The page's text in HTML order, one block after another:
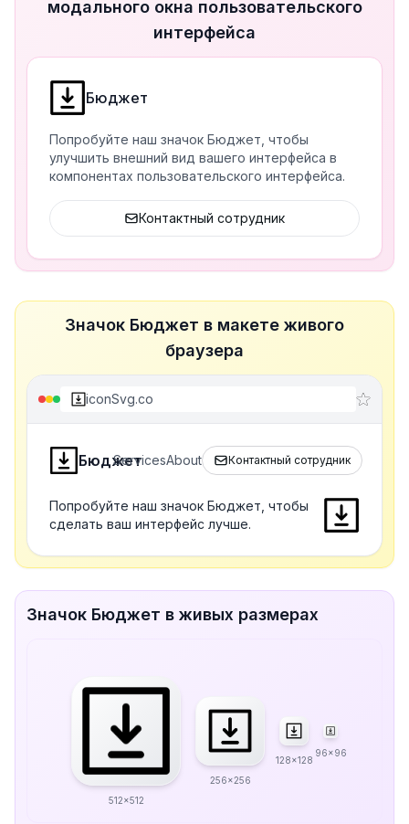
модального окна пользовательского
интерфейса
Бюджет
Попробуйте наш значок Бюджет, чтобы
улучшить внешний вид вашего интерфейса в
компонентах пользовательского интерфейса.
Контактный сотрудник
Значок Бюджет в макете живого
браузера
iconSvg.co
Бюджет
ServicesAbout Контактный сотрудник
Попробуйте наш значок Бюджет, чтобы
сделать ваш интерфейс лучше.
Значок Бюджет в живых размерах
512x512
256x256
128x128
96x96